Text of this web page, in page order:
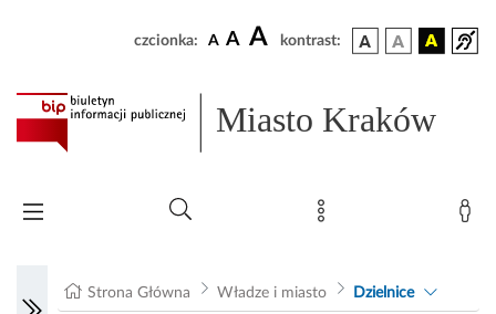
czcionka: A A A kontrast:
Miasto Kraków
Strona Główna Władze i miasto Dzielnice